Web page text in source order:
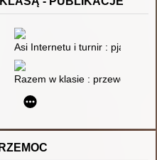
istorij pro cinnosti,
Asi Internetu i turnir : pjatʹ
: pięć opowiadań o
Razem w klasie : przewodnik